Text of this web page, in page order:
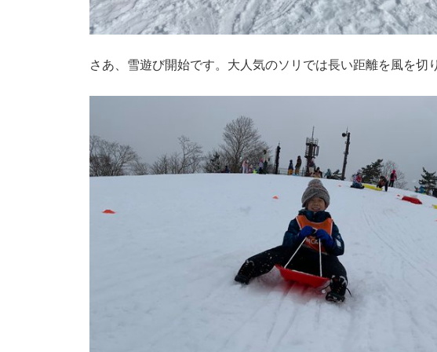
さあ、雪遊び開始です。大人気のソリでは長い距離を風を切